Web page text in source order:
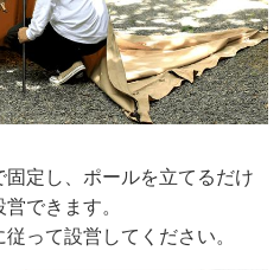
定し、ポールを立てるだけ
できます。
って設営してください。